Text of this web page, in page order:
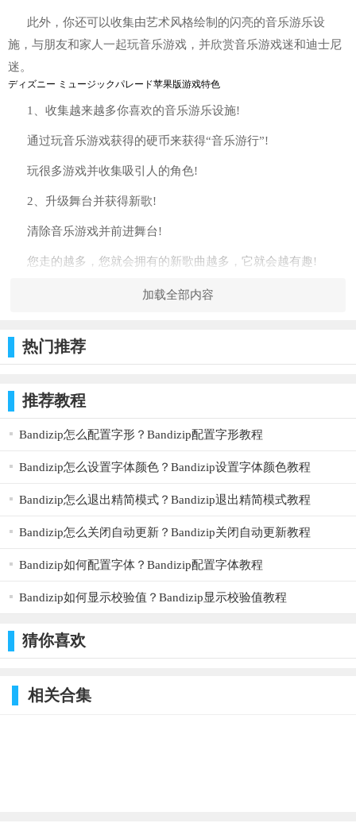
此外，你还可以收集由艺术风格绘制的闪亮的音乐游乐设
施，与朋友和家人一起玩音乐游戏，并欣赏音乐游戏迷和迪士尼
迷。
ディズニー ミュージックパレード苹果版游戏特色
1、收集越来越多你喜欢的音乐游乐设施!
通过玩音乐游戏获得的硬币来获得“音乐游行”!
玩很多游戏并收集吸引人的角色!
2、升级舞台并获得新歌!
清除音乐游戏并前进舞台!
您走的越多，您就会拥有的新歌曲越多，它就会越有趣!
3、组队模式，每个人都可以一起玩!
让我们一起开始派对，演奏美妙的和声!
ディズニー ミュージックパレード苹果版游戏更新
修复了视频广告问题
加载全部内容
热门推荐
推荐教程
Bandizip怎么配置字形？Bandizip配置字形教程
Bandizip怎么设置字体颜色？Bandizip设置字体颜色教程
Bandizip怎么退出精简模式？Bandizip退出精简模式教程
Bandizip怎么关闭自动更新？Bandizip关闭自动更新教程
Bandizip如何配置字体？Bandizip配置字体教程
Bandizip如何显示校验值？Bandizip显示校验值教程
猜你喜欢
相关合集